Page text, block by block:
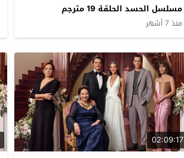
مسلسل الحسد الحلقة 19 مترجم
منذ 7 أشهر
02:09:17